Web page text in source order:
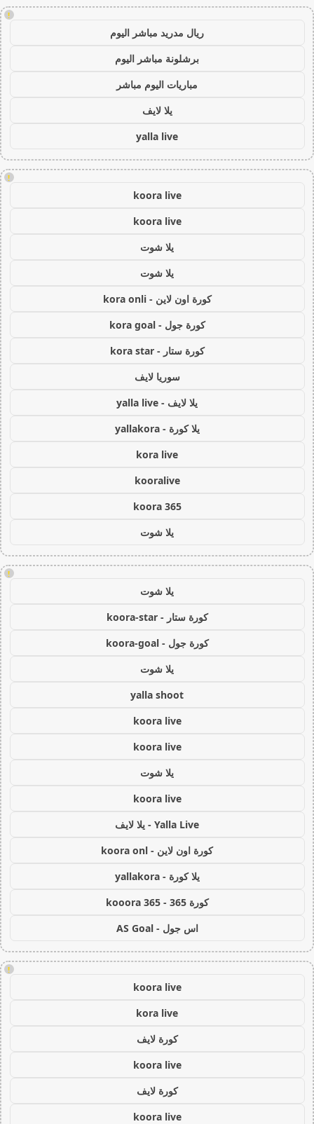
!
ريال مدريد مباشر اليوم
برشلونة مباشر اليوم
مباريات اليوم مباشر
يلا لايف
yalla live
!
koora live
koora live
يلا شوت
يلا شوت
كورة اون لاين - kora onli
كورة جول - kora goal
كورة ستار - kora star
سوريا لايف
يلا لايف - yalla live
يلا كورة - yallakora
kora live
kooralive
koora 365
يلا شوت
!
يلا شوت
كورة ستار - koora-star
كورة جول - koora-goal
يلا شوت
yalla shoot
koora live
koora live
يلا شوت
koora live
Yalla Live - يلا لايف
كورة اون لاين - koora onl
يلا كورة - yallakora
كورة 365 - kooora 365
اس جول - AS Goal
!
koora live
kora live
كورة لايف
koora live
كورة لايف
koora live